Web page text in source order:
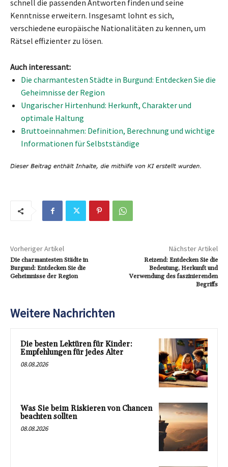
schnell die passenden Antworten finden und seine
Kenntnisse erweitern. Insgesamt lohnt es sich,
verschiedene europäische Nationalitäten zu kennen, um
Rätsel effizienter zu lösen.
Auch interessant:
Die charmantesten Städte in Burgund: Entdecken Sie die
Geheimnisse der Region
Ungarischer Hirtenhund: Herkunft, Charakter und
optimale Haltung
Bruttoeinnahmen: Definition, Berechnung und wichtige
Informationen für Selbstständige
Vorheriger Artikel
Die charmantesten Städte in
Burgund: Entdecken Sie die
Geheimnisse der Region
Nächster Artikel
Reizend: Entdecken Sie die
Bedeutung, Herkunft und
Verwendung des faszinierenden
Begriffs
Weitere Nachrichten
Die besten Lektüren für Kinder:
Empfehlungen für jedes Alter
08.08.2026
Was Sie beim Riskieren von Chancen
beachten sollten
08.08.2026